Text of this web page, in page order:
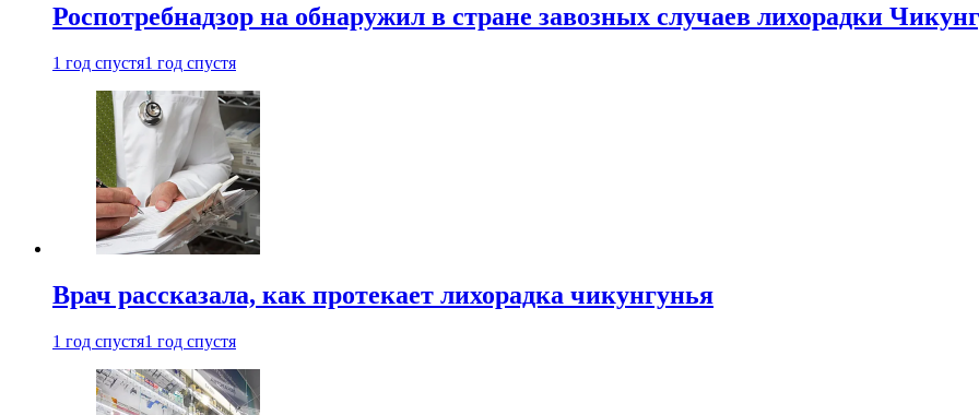
Роспотребнадзор на обнаружил в стране завозных случаев лихорадки
1 год спустя1 год спустя
Врач рассказала, как протекает лихорадка чикунгунья
1 год спустя1 год спустя